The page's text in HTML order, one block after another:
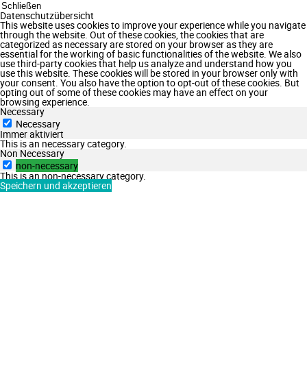
Schließen
Datenschutzübersicht
This website uses cookies to improve your experience while you navigate
through the website. Out of these cookies, the cookies that are
categorized as necessary are stored on your browser as they are
essential for the working of basic functionalities of the website. We also
use third-party cookies that help us analyze and understand how you
use this website. These cookies will be stored in your browser only with
your consent. You also have the option to opt-out of these cookies. But
opting out of some of these cookies may have an effect on your
browsing experience.
Necessary
Necessary
Immer aktiviert
This is an necessary category.
Non Necessary
non-necessary
This is an non-necessary category.
Speichern und akzeptieren